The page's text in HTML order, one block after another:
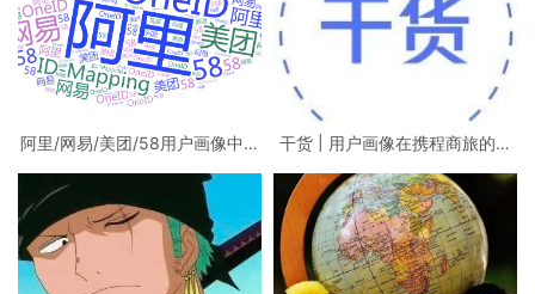
阿里/网易/美团/58用户画像中的
干货 | 用户画像在携程商旅的实